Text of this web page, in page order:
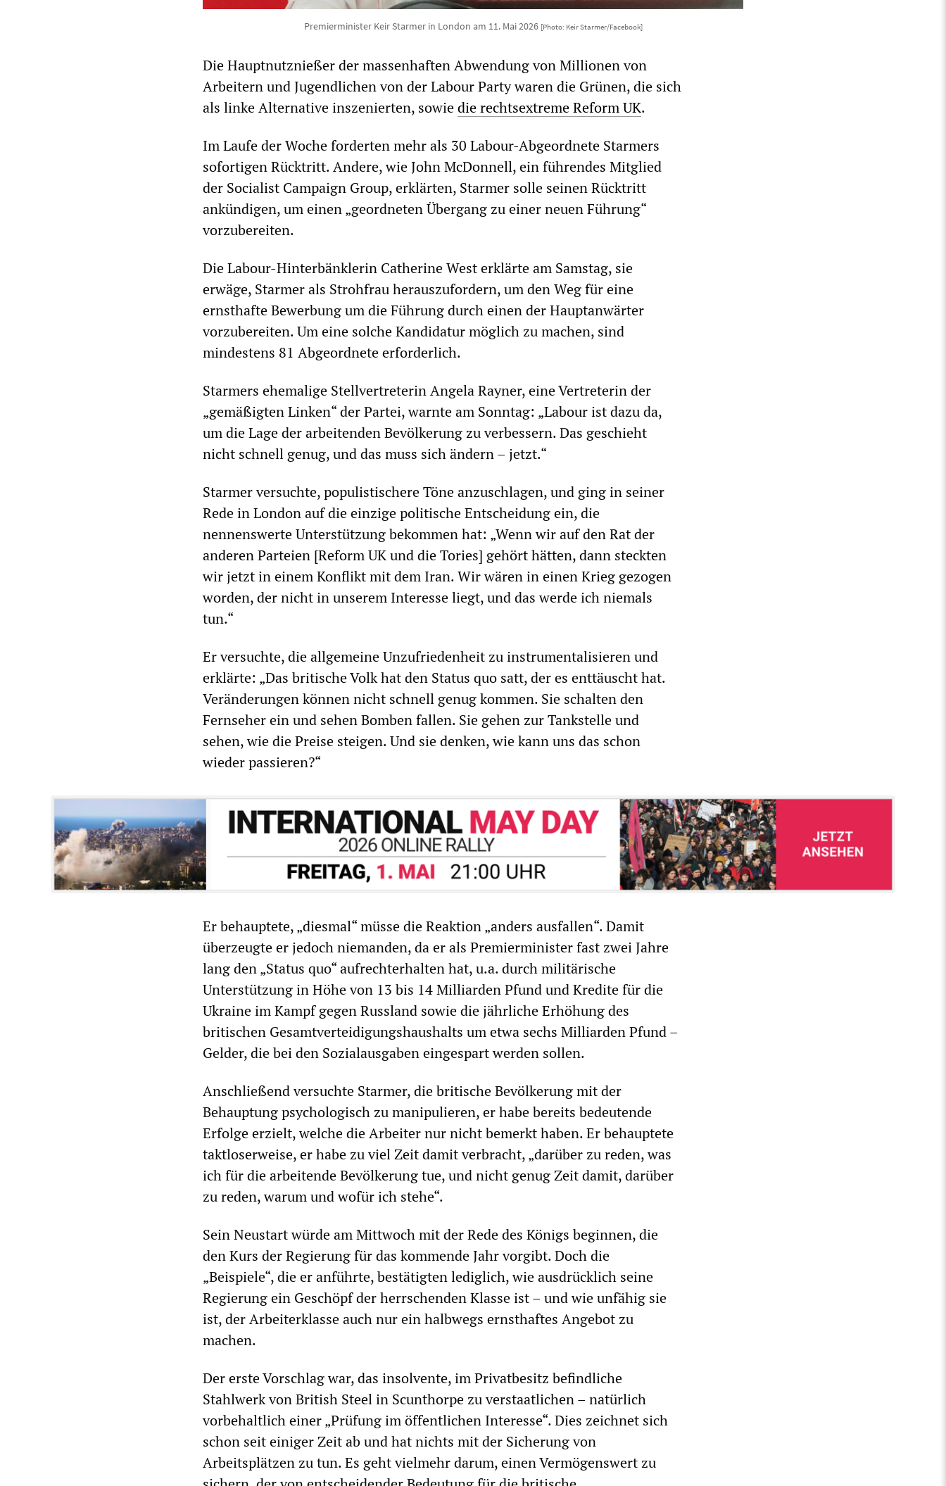
Premierminister Keir Starmer in London am 11. Mai 2026 [Photo: Keir Starmer/Facebook]
Die Hauptnutznießer der massenhaften Abwendung von Millionen von
Arbeitern und Jugendlichen von der Labour Party waren die Grünen, die sich
als linke Alternative inszenierten, sowiedie rechtsextreme Reform UK.
Im Laufe der Woche forderten mehr als 30 Labour-Abgeordnete Starmers
sofortigen Rücktritt. Andere, wie John McDonnell, ein führendes Mitglied
der Socialist Campaign Group, erklärten, Starmer solle seinen Rücktritt
ankündigen, um einen „geordneten Übergang zu einer neuen Führung“
vorzubereiten.
Die Labour-Hinterbänklerin Catherine West erklärte am Samstag, sie
erwäge, Starmer als Strohfrau herauszufordern, um den Weg für eine
ernsthafte Bewerbung um die Führung durch einen der Hauptanwärter
vorzubereiten. Um eine solche Kandidatur möglich zu machen, sind
mindestens 81 Abgeordnete erforderlich.
Starmers ehemalige Stellvertreterin Angela Rayner, eine Vertreterin der
„gemäßigten Linken“ der Partei, warnte am Sonntag: „Labour ist dazu da,
um die Lage der arbeitenden Bevölkerung zu verbessern. Das geschieht
nicht schnell genug, und das muss sich ändern – jetzt.“
Starmer versuchte, populistischere Töne anzuschlagen, und ging in seiner
Rede in London auf die einzige politische Entscheidung ein, die
nennenswerte Unterstützung bekommen hat: „Wenn wir auf den Rat der
anderen Parteien [Reform UK und die Tories] gehört hätten, dann steckten
wir jetzt in einem Konflikt mit dem Iran. Wir wären in einen Krieg gezogen
worden, der nicht in unserem Interesse liegt, und das werde ich niemals
tun.“
Er versuchte, die allgemeine Unzufriedenheit zu instrumentalisieren und
erklärte: „Das britische Volk hat den Status quo satt, der es enttäuscht hat.
Veränderungen können nicht schnell genug kommen. Sie schalten den
Fernseher ein und sehen Bomben fallen. Sie gehen zur Tankstelle und
sehen, wie die Preise steigen. Und sie denken, wie kann uns das schon
wieder passieren?“
Er behauptete, „diesmal“ müsse die Reaktion „anders ausfallen“. Damit
überzeugte er jedoch niemanden, da er als Premierminister fast zwei Jahre
lang den „Status quo“ aufrechterhalten hat, u.a. durch militärische
Unterstützung in Höhe von 13 bis 14 Milliarden Pfund und Kredite für die
Ukraine im Kampf gegen Russland sowie die jährliche Erhöhung des
britischen Gesamtverteidigungshaushalts um etwa sechs Milliarden Pfund –
Gelder, die bei den Sozialausgaben eingespart werden sollen.
Anschließend versuchte Starmer, die britische Bevölkerung mit der
Behauptung psychologisch zu manipulieren, er habe bereits bedeutende
Erfolge erzielt, welche die Arbeiter nur nicht bemerkt haben. Er behauptete
taktloserweise, er habe zu viel Zeit damit verbracht, „darüber zu reden, was
ich für die arbeitende Bevölkerung tue, und nicht genug Zeit damit, darüber
zu reden, warum und wofür ich stehe“.
Sein Neustart würde am Mittwoch mit der Rede des Königs beginnen, die
den Kurs der Regierung für das kommende Jahr vorgibt. Doch die
„Beispiele“, die er anführte, bestätigten lediglich, wie ausdrücklich seine
Regierung ein Geschöpf der herrschenden Klasse ist – und wie unfähig sie
ist, der Arbeiterklasse auch nur ein halbwegs ernsthaftes Angebot zu
machen.
Der erste Vorschlag war, das insolvente, im Privatbesitz befindliche
Stahlwerk von British Steel in Scunthorpe zu verstaatlichen – natürlich
vorbehaltlich einer „Prüfung im öffentlichen Interesse“. Dies zeichnet sich
schon seit einiger Zeit ab und hat nichts mit der Sicherung von
Arbeitsplätzen zu tun. Es geht vielmehr darum, einen Vermögenswert zu